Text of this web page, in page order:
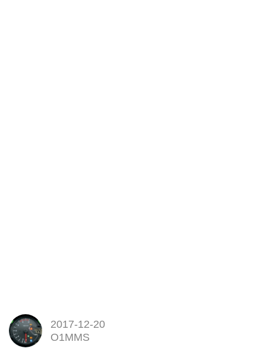
2017-12-20
O1MMS